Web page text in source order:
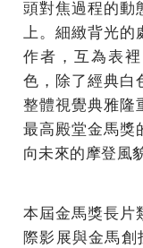
頭對焦過程的動
上。細緻背光的
作者，互為表
色，除了經典白
整體視覺典雅隆
最高殿堂金馬獎
向未來的摩登風貌
本屆金馬獎長片
際影展與金馬